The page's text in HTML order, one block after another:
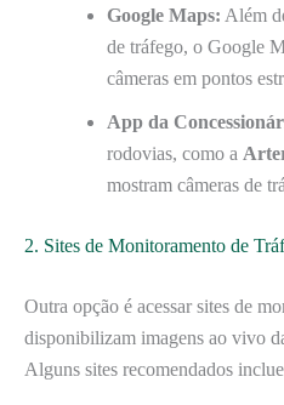
Google Maps: Além
de tráfego, o Google
câmeras em pontos
App da
rodovias, como a
mostram câmeras de
2. Sites de Monitoramento de
Outra opção é acessar sites de
disponibilizam imagens ao vivo
Alguns sites recomendados